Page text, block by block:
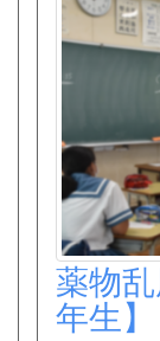
薬物
年生】